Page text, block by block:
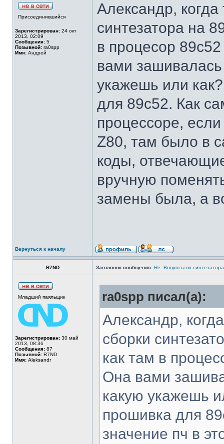
Присоединившийся
Зарегистрирован: 24 окт
2013, 02:09
Сообщения: 5
Позывной: ra0spp
Имя: Андрей
Александр,
синтезатора на
в процесор
вами зашивалась
укажешь или
для 89с52. Как
процессоре,
Z80, там было в
коды,
вручную
замены была, а
Вернуться к началу
R7ND Заголовок сообщения: Re: Вопросы по
Младший паяльщик
Зарегистрирован: 30 май
2013, 08:36
Сообщения: 87
Позывной: R7ND
Имя: Aleksandr
ra0spp писал(а):
Александр,
сборки
как там в
Она вами
какую укажешь
прошивка для
значение пч в